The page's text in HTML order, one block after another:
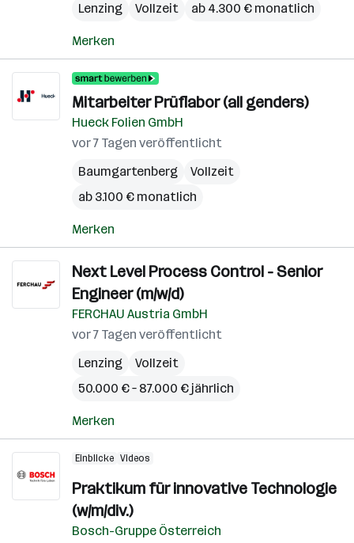
Lenzing
Vollzeit ab 4.300 € monatlich
Merken
Mitarbeiter Prüflabor (all genders)
Hueck Folien GmbH
vor 7 Tagen veröffentlicht
Baumgartenberg
Vollzeit
ab 3.100 € monatlich
Merken
Next Level Process Control - Senior
Engineer (m/w/d)
FERCHAU Austria GmbH
vor 7 Tagen veröffentlicht
Lenzing
Vollzeit
50.000 € – 87.000 € jährlich
Merken
Einblicke Videos
Praktikum für innovative Technologie
(w/m/div.)
Bosch-Gruppe Österreich